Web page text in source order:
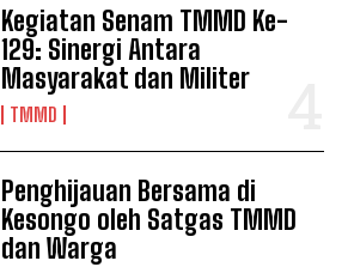
Kegiatan Senam TMMD Ke-
129: Sinergi Antara
Masyarakat dan Militer
TMMD
Penghijauan Bersama di
Kesongo oleh Satgas TMMD
dan Warga